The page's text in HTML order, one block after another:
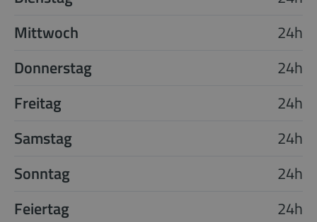
Mittwoch
24h
Donnerstag
24h
Freitag
24h
Samstag
24h
Sonntag
24h
Feiertag
24h